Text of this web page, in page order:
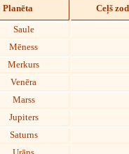
Planēta Ceļš
Saule
Mēness
Merkurs
Venēra
Marss
Jupiters
Saturns